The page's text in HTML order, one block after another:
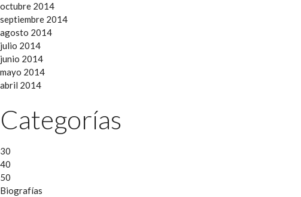
octubre 2014
septiembre 2014
agosto 2014
julio 2014
junio 2014
mayo 2014
abril 2014
Categorías
30
40
50
Biografías